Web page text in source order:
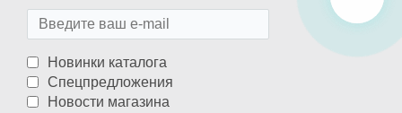
Новинки каталога
Спецпредложения
Новости магазина